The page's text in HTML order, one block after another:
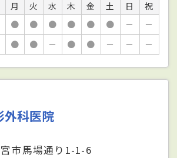
月 火 水 木 金 土 日
祝
● ● ● ● ● ● －
－
● ● － ● ● － － －
外科医院
市馬場通り1-1-6